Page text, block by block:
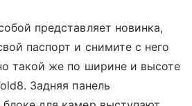
представляет новинка,
паспорт и снимите с него
такой же по ширине и высоте
Задняя панель